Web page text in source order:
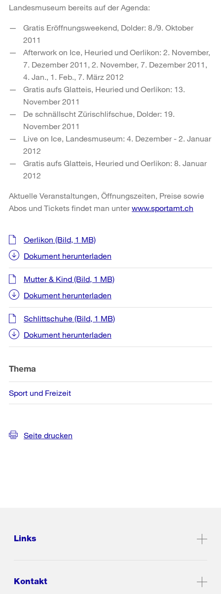
Landesmuseum bereits auf der Agenda:
Gratis Eröffnungsweekend, Dolder: 8./9. Oktober
2011
Afterwork on Ice, Heuried und Oerlikon: 2. November,
7. Dezember 2011, 2. November, 7. Dezember 2011,
4. Jan., 1. Feb., 7. März 2012
Gratis aufs Glatteis, Heuried und Oerlikon: 13.
November 2011
De schnällscht Zürischlifschue, Dolder: 19.
November 2011
Live on Ice, Landesmuseum: 4. Dezember - 2. Januar
2012
Gratis aufs Glatteis, Heuried und Oerlikon: 8. Januar
2012
Aktuelle Veranstaltungen, Öffnungszeiten, Preise sowie
Abos und Tickets findet man unterwww.sportamt.ch
Weitere
Informationen
Oerlikon (Bild, 1 MB)
Dokument herunterladen
Mutter & Kind (Bild, 1 MB)
Dokument herunterladen
Schlittschuhe (Bild, 1 MB)
Dokument herunterladen
Thema
Sport und Freizeit
Seite drucken
Links
Kontakt